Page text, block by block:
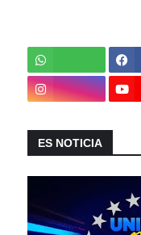
ES NOTICIA